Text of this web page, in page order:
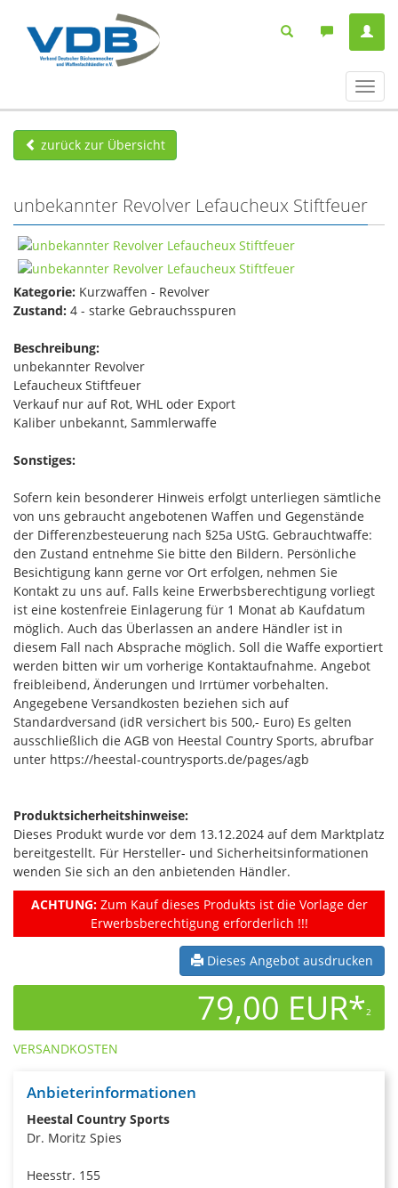
ein-/
zurück zur Übersicht
unbekannter Revolver Lefaucheux Stiftfeuer
Kategorie: Kurzwaffen - Revolver
Zustand: 4 - starke Gebrauchsspuren
Beschreibung:
unbekannter Revolver
Lefaucheux Stiftfeuer
Verkauf nur auf Rot, WHL oder Export
Kaliber unbekannt, Sammlerwaffe
Sonstiges:
Sofern kein besonderer Hinweis erfolgt unterliegen sämtliche
von uns gebraucht angebotenen Waffen und Gegenstände
der Differenzbesteuerung nach §25a UStG. Gebrauchtwaffe:
den Zustand entnehme Sie bitte den Bildern. Persönliche
Besichtigung kann gerne vor Ort erfolgen, nehmen Sie
Kontakt zu uns auf. Falls keine Erwerbsberechtigung vorliegt
ist eine kostenfreie Einlagerung für 1 Monat ab Kaufdatum
möglich. Auch das Überlassen an andere Händler ist in
diesem Fall nach Absprache möglich. Soll die Waffe exportiert
werden bitten wir um vorherige Kontaktaufnahme. Angebot
freibleibend, Änderungen und Irrtümer vorbehalten.
Angegebene Versandkosten beziehen sich auf
Standardversand (idR versichert bis 500,- Euro) Es gelten
ausschließlich die AGB von Heestal Country Sports, abrufbar
unter https://heestal-countrysports.de/pages/agb
Produktsicherheitshinweise:
Dieses Produkt wurde vor dem 13.12.2024 auf dem Marktplatz
bereitgestellt. Für Hersteller- und Sicherheitsinformationen
wenden Sie sich an den anbietenden Händler.
ACHTUNG:Zum Kauf dieses Produkts ist die Vorlage der
Erwerbsberechtigung erforderlich !!!
Dieses Angebot ausdrucken
79,00 EUR*2
VERSANDKOSTEN
Anbieterinformationen
Heestal Country Sports
Dr. Moritz Spies
Heesstr. 155